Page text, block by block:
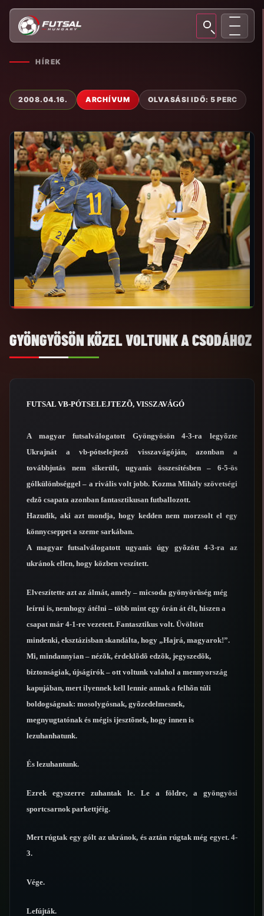
HÍREK
2008.04.16. ARCHÍVUM OLVASÁSI IDŐ: 5 PERC
GYÖNGYÖSÖN KÖZEL VOLTUNK A CSODÁHOZ
FUTSAL VB-PÓTSELEJTEZÕ, VISSZAVÁGÓ
A magyar futsalválogatott Gyöngyösön 4-3-ra legyõzte
Ukrajnát a vb-pótselejtezõ visszavágóján, azonban a
továbbjutás nem sikerült, ugyanis összesítésben – 6-5-ös
gólkülönbséggel – a rivális volt jobb. Kozma Mihály szövetségi
edzõ csapata azonban fantasztikusan futballozott.
Hazudik, aki azt mondja, hogy kedden nem morzsolt el egy
könnycseppet a szeme sarkában.
A magyar futsalválogatott ugyanis úgy gyõzött 4-3-ra az
ukránok ellen, hogy közben veszített.
Elveszítette azt az álmát, amely – micsoda gyönyörûség még
leírni is, nemhogy átélni – több mint egy órán át élt, hiszen a
csapat már 4-1-re vezetett. Fantasztikus volt. Üvöltött
mindenki, eksztázisban skandálta, hogy „Hajrá, magyarok!”.
Mi, mindannyian – nézõk, érdeklõdõ edzõk, jegyszedõk,
biztonságiak, újságírók – ott voltunk valahol a mennyország
kapujában, mert ilyennek kell lennie annak a felhõn túli
boldogságnak: mosolygósnak, gyõzedelmesnek,
megnyugtatónak és mégis ijesztõnek, hogy innen is
lezuhanhatunk.
És lezuhantunk.
Ezrek egyszerre zuhantak le. Le a földre, a gyöngyösi
sportcsarnok parkettjéig.
Mert rúgtak egy gólt az ukránok, és aztán rúgtak még egyet. 4-
3.
Vége.
Lefújták.